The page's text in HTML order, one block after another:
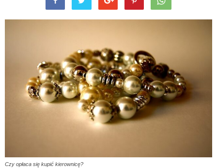
Czy opłaca się kupić kierownicę?